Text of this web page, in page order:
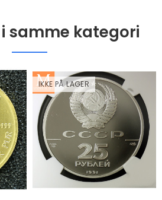
samme kategori
IKKE PÅ LAGER